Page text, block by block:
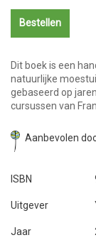
Bestellen
Dit boek is een
natuurlijke
gebaseerd op
cursussen van
Aanbevolen
ISBN
Uitgever
Jaar